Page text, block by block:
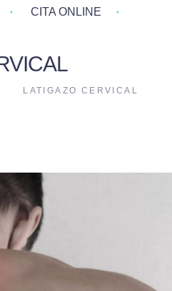
CITA ONLINE
LATIGAZO CERVICAL